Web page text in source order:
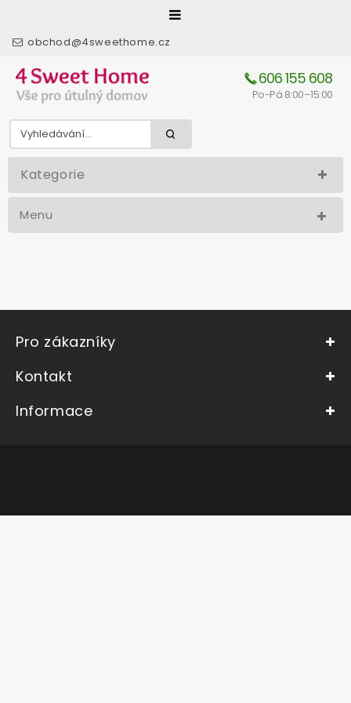
obchod@4sweethome.cz
606 155 608
Po-Pá 8:00–15:00
Kategorie
Menu
Pro zákazníky
Kontakt
Informace